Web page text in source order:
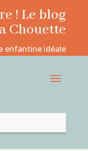
! Le blog
Chouette
enfantine idéale